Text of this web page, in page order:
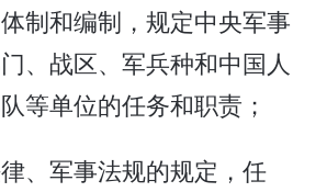
制和编制，规定中央军事
、战区、军兵种和中国人
等单位的任务和职责；
律、军事法规的规定，任